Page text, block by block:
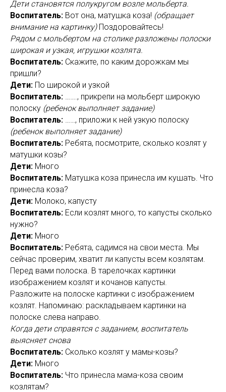
Дети становятся полукругом возле мольберта.
Воспитатель: Вот она, матушка коза! (обращает
внимание на картинку) Поздоровайтесь!
Рядом с мольбертом на столике разложены полоски
широкая и узкая, игрушки козлята.
Воспитатель: Скажите, по каким дорожкам мы
пришли?
Дети: По широкой и узкой
Воспитатель: ……., прикрепи на мольберт широкую
полоску (ребенок выполняет задание)
Воспитатель: ……, приложи к ней узкую полоску
(ребенок выполняет задание)
Воспитатель: Ребята, посмотрите, сколько козлят у
матушки козы?
Дети: Много
Воспитатель: Матушка коза принесла им кушать. Что
принесла коза?
Дети: Молоко, капусту
Воспитатель: Если козлят много, то капусты сколько
нужно?
Дети: Много
Воспитатель: Ребята, садимся на свои места. Мы
сейчас проверим, хватит ли капусты всем козлятам.
Перед вами полоска. В тарелочках картинки
изображением козлят и кочанов капусты.
Разложите на полоске картинки с изображением
козлят. Напоминаю: раскладываем картинки на
полоске слева направо.
Когда дети справятся с заданием, воспитатель
выясняет снова
Воспитатель: Сколько козлят у мамы-козы?
Дети: Много
Воспитатель: Что принесла мама-коза своим
козлятам?